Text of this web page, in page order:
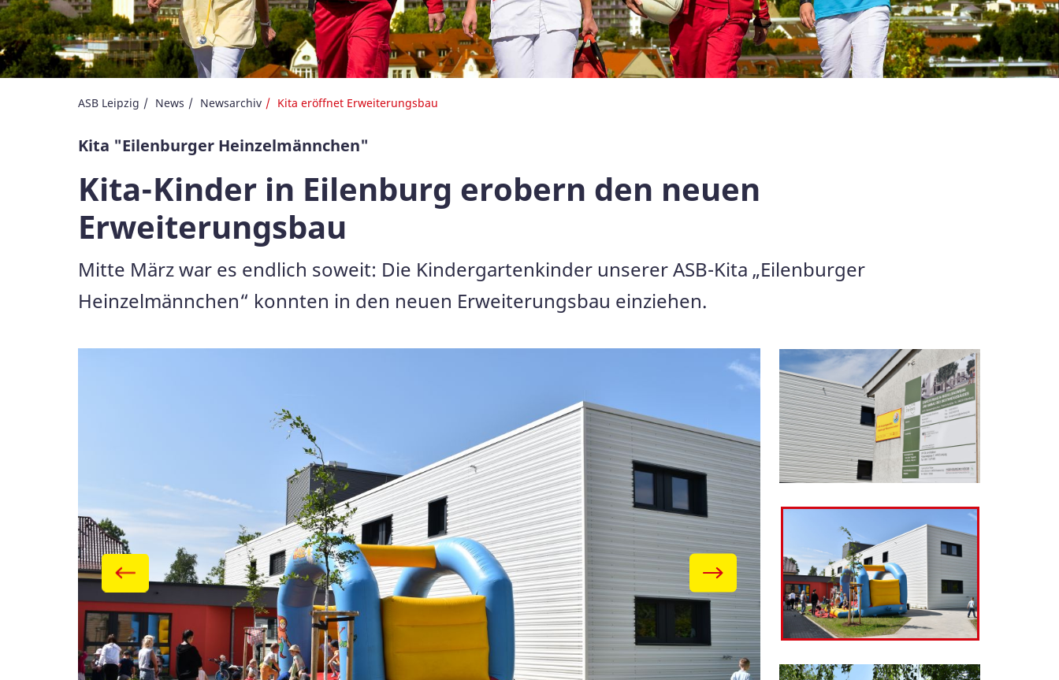
ASB Leipzig News Newsarchiv Kita eröffnet Erweiterungsbau
Kita "Eilenburger Heinzelmännchen"
Kita-Kinder in Eilenburg erobern den neuen
Erweiterungsbau
Mitte März war es endlich soweit: Die Kindergartenkinder unserer ASB-Kita „Eilenburger
Heinzelmännchen“ konnten in den neuen Erweiterungsbau einziehen.